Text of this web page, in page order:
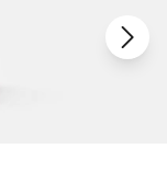
Ol
var mı? Giriş yap